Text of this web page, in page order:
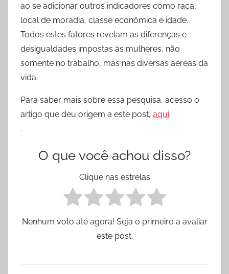
ao se adicionar outros indicadores como raça,
local de moradia, classe econômica e idade.
Todos estes fatores revelam as diferenças e
desigualdades impostas às mulheres, não
somente no trabalho, mas nas diversas aéreas da
vida.
Para saber mais sobre essa pesquisa, acesso o
artigo que deu origem a este post, aqui.
.
O que você achou disso?
Clique nas estrelas
Nenhum voto até agora! Seja o primeiro a avaliar
este post.